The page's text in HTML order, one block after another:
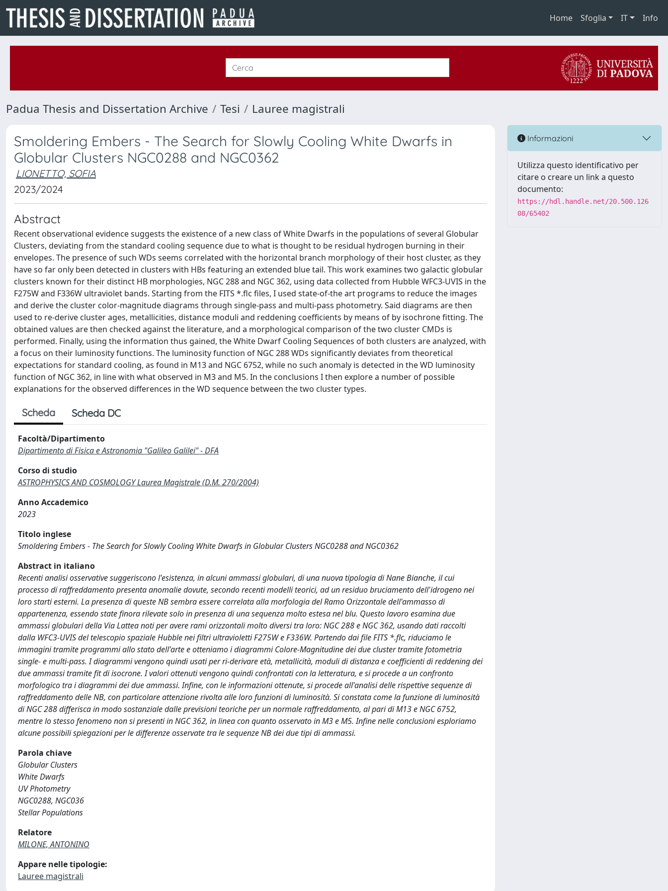
Home Sfoglia IT Info
Padua Thesis and Dissertation Archive Tesi Lauree magistrali
Smoldering Embers - The Search for Slowly Cooling White Dwarfs in
Globular Clusters NGC0288 and NGC0362
LIONETTO, SOFIA
2023/2024
Abstract
Recent observational evidence suggests the existence of a new class of White Dwarfs in the populations of several Globular
Clusters, deviating from the standard cooling sequence due to what is thought to be residual hydrogen burning in their
envelopes. The presence of such WDs seems correlated with the horizontal branch morphology of their host cluster, as they
have so far only been detected in clusters with HBs featuring an extended blue tail. This work examines two galactic globular
clusters known for their distinct HB morphologies, NGC 288 and NGC 362, using data collected from Hubble WFC3-UVIS in the
F275W and F336W ultraviolet bands. Starting from the FITS *.flc files, I used state-of-the art programs to reduce the images
and derive the cluster color-magnitude diagrams through single-pass and multi-pass photometry. Said diagrams are then
used to re-derive cluster ages, metallicities, distance moduli and reddening coefficients by means of by isochrone fitting. The
obtained values are then checked against the literature, and a morphological comparison of the two cluster CMDs is
performed. Finally, using the information thus gained, the White Dwarf Cooling Sequences of both clusters are analyzed, with
a focus on their luminosity functions. The luminosity function of NGC 288 WDs significantly deviates from theoretical
expectations for standard cooling, as found in M13 and NGC 6752, while no such anomaly is detected in the WD luminosity
function of NGC 362, in line with what observed in M3 and M5. In the conclusions I then explore a number of possible
explanations for the observed differences in the WD sequence between the two cluster types.
Scheda Scheda DC
Facoltà/Dipartimento
Dipartimento di Fisica e Astronomia "Galileo Galilei" - DFA
Corso di studio
ASTROPHYSICS AND COSMOLOGY Laurea Magistrale (D.M. 270/2004)
Anno Accademico
2023
Titolo inglese
Smoldering Embers - The Search for Slowly Cooling White Dwarfs in Globular Clusters NGC0288 and NGC0362
Abstract in italiano
Recenti analisi osservative suggeriscono l'esistenza, in alcuni ammassi globulari, di una nuova tipologia di Nane Bianche, il cui
processo di raffreddamento presenta anomalie dovute, secondo recenti modelli teorici, ad un residuo bruciamento dell'idrogeno nei
loro starti esterni. La presenza di queste NB sembra essere correlata alla morfologia del Ramo Orizzontale dell'ammasso di
appartenenza, essendo state finora rilevate solo in presenza di una sequenza molto estesa nel blu. Questo lavoro esamina due
ammassi globulari della Via Lattea noti per avere rami orizzontali molto diversi tra loro: NGC 288 e NGC 362, usando dati raccolti
dalla WFC3-UVIS del telescopio spaziale Hubble nei filtri ultravioletti F275W e F336W. Partendo dai file FITS *.flc, riduciamo le
immagini tramite programmi allo stato dell'arte e otteniamo i diagrammi Colore-Magnitudine dei due cluster tramite fotometria
single- e multi-pass. I diagrammi vengono quindi usati per ri-derivare età, metallicità, moduli di distanza e coefficienti di reddening dei
due ammassi tramite fit di isocrone. I valori ottenuti vengono quindi confrontati con la letteratura, e si procede a un confronto
morfologico tra i diagrammi dei due ammassi. Infine, con le informazioni ottenute, si procede all'analisi delle rispettive sequenze di
raffreddamento delle NB, con particolare attenzione rivolta alle loro funzioni di luminosità. Si constata come la funzione di luminosità
di NGC 288 differisca in modo sostanziale dalle previsioni teoriche per un normale raffreddamento, al pari di M13 e NGC 6752,
mentre lo stesso fenomeno non si presenti in NGC 362, in linea con quanto osservato in M3 e M5. Infine nelle conclusioni esploriamo
alcune possibili spiegazioni per le differenze osservate tra le sequenze NB dei due tipi di ammassi.
Parola chiave
Globular Clusters
White Dwarfs
UV Photometry
NGC0288, NGC036
Stellar Populations
Relatore
MILONE, ANTONINO
Appare nelle tipologie:
Lauree magistrali
Informazioni
Utilizza questo identificativo per
citare o creare un link a questo
documento:
https://hdl.handle.net/20.500.126
08/65402